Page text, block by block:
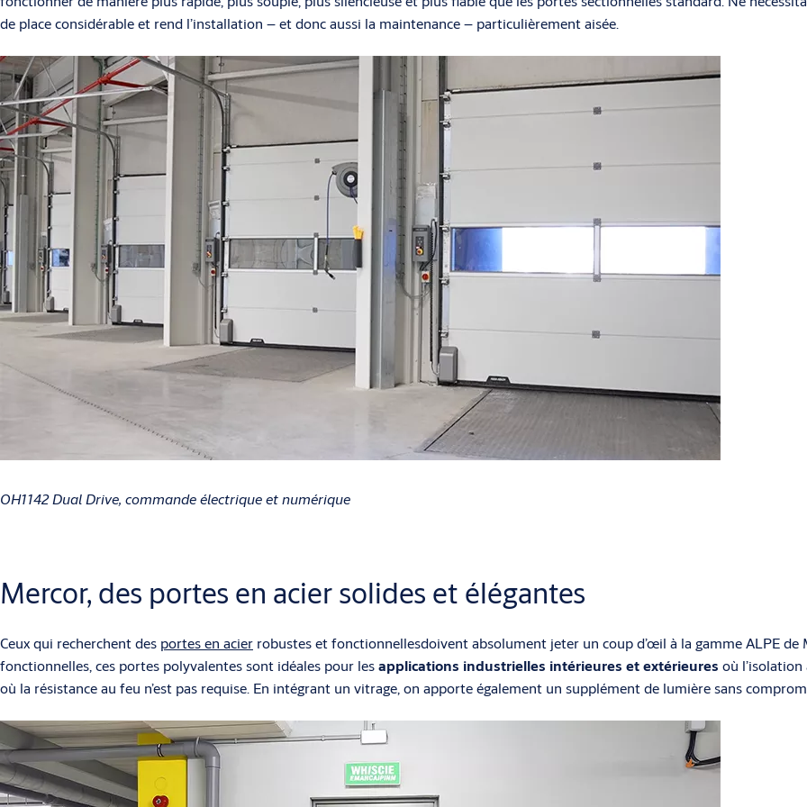
de place considérable et rend l’installation – et donc aussi la maintenance – particulièrement aisée.
OH1142 Dual Drive, commande électrique et numérique
Mercor, des portes en acier solides et élégantes
Ceux qui recherchent des portes en acier robustes et fonctionnellesdoivent absolument jeter un coup d’œil à la gamme ALPE
fonctionnelles, ces portes polyvalentes sont idéales pour lesapplications industrielles intérieures et extérieures où
où la résistance au feu n’est pas requise. En intégrant un vitrage, on apporte également un supplément de lumière sans